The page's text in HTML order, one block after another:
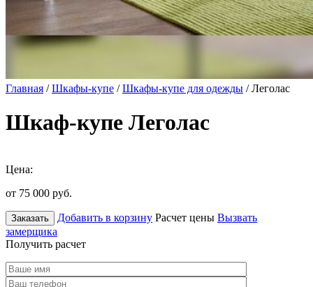
Главная /Шкафы-купе /Шкафы-купе для одежды / Леголас
Шкаф-купе Леголас
Цена:
от 75 000 руб.
Заказать Добавить в корзину Расчет цены Вызвать
замерщика
Получить расчет